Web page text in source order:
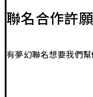
聯名合作許
有夢幻聯名想要我們